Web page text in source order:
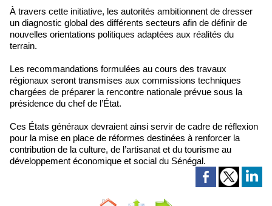
À travers cette initiative, les autorités ambitionnent de dresser
un diagnostic global des différents secteurs afin de définir de
nouvelles orientations politiques adaptées aux réalités du
terrain.
Les recommandations formulées au cours des travaux
régionaux seront transmises aux commissions techniques
chargées de préparer la rencontre nationale prévue sous la
présidence du chef de l’État.
Ces États généraux devraient ainsi servir de cadre de réflexion
pour la mise en place de réformes destinées à renforcer la
contribution de la culture, de l’artisanat et du tourisme au
développement économique et social du Sénégal.